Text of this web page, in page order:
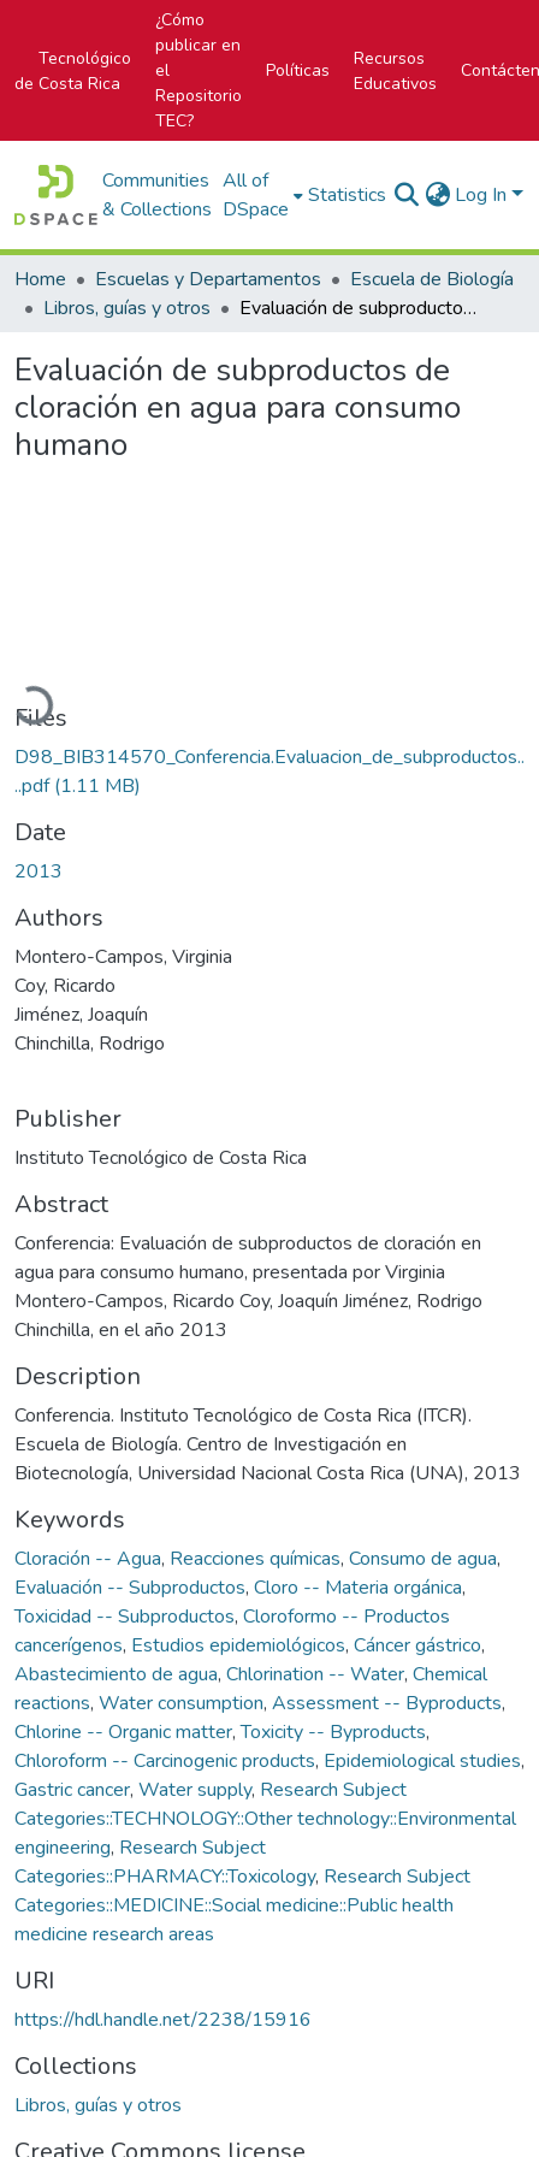
Tecnológico
de Costa Rica
¿Cómo
publicar en
el
Repositorio
TEC?
Políticas
Recursos
Educativos
Communities
& Collections
All of
DSpace
Statistics Log In
Home Escuelas y Departamentos
Escuela de Biología
Libros, guías y otros
Evaluación de subproductos de cloración en agua para consumo humano
Evaluación de subproductos de
cloración en agua para consumo
humano
Files
D98_BIB314570_Conferencia.Evaluacion_de_subproductos..
..pdf(1.11 MB)
Date
2013
Authors
Montero-Campos, Virginia
Coy, Ricardo
Jiménez, Joaquín
Chinchilla, Rodrigo
Publisher
Instituto Tecnológico de Costa Rica
Abstract
Conferencia: Evaluación de subproductos de cloración en
agua para consumo humano, presentada por Virginia
Montero-Campos, Ricardo Coy, Joaquín Jiménez, Rodrigo
Chinchilla, en el año 2013
Description
Conferencia. Instituto Tecnológico de Costa Rica (ITCR).
Escuela de Biología. Centro de Investigación en
Biotecnología, Universidad Nacional Costa Rica (UNA), 2013
Keywords
Cloración -- Agua, Reacciones químicas, Consumo de agua,
Evaluación -- Subproductos, Cloro -- Materia orgánica,
Toxicidad -- Subproductos, Cloroformo -- Productos
cancerígenos, Estudios epidemiológicos, Cáncer gástrico,
Abastecimiento de agua, Chlorination -- Water, Chemical
reactions, Water consumption, Assessment -- Byproducts,
Chlorine -- Organic matter,Toxicity -- Byproducts,
Chloroform -- Carcinogenic products, Epidemiological studies,
Gastric cancer, Water supply, Research Subject
Categories::TECHNOLOGY::Other technology::Environmental
engineering, Research Subject
Categories::PHARMACY::Toxicology, Research Subject
Categories::MEDICINE::Social medicine::Public health
medicine research areas
URI
https://hdl.handle.net/2238/15916
Collections
Libros, guías y otros